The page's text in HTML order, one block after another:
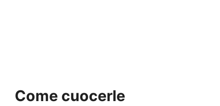
Come cuocerle